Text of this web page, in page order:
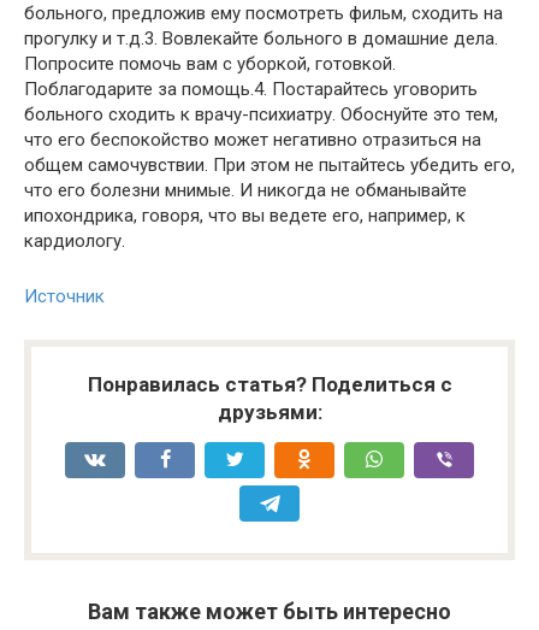
больного, предложив ему посмотреть фильм, сходить на
прогулку и т.д.3. Вовлекайте больного в домашние дела.
Попросите помочь вам с уборкой, готовкой.
Поблагодарите за помощь.4. Постарайтесь уговорить
больного сходить к врачу-психиатру. Обоснуйте это тем,
что его беспокойство может негативно отразиться на
общем самочувствии. При этом не пытайтесь убедить его,
что его болезни мнимые. И никогда не обманывайте
ипохондрика, говоря, что вы ведете его, например, к
кардиологу.
Источник
Понравилась статья? Поделиться с
друзьями:
Вам также может быть интересно